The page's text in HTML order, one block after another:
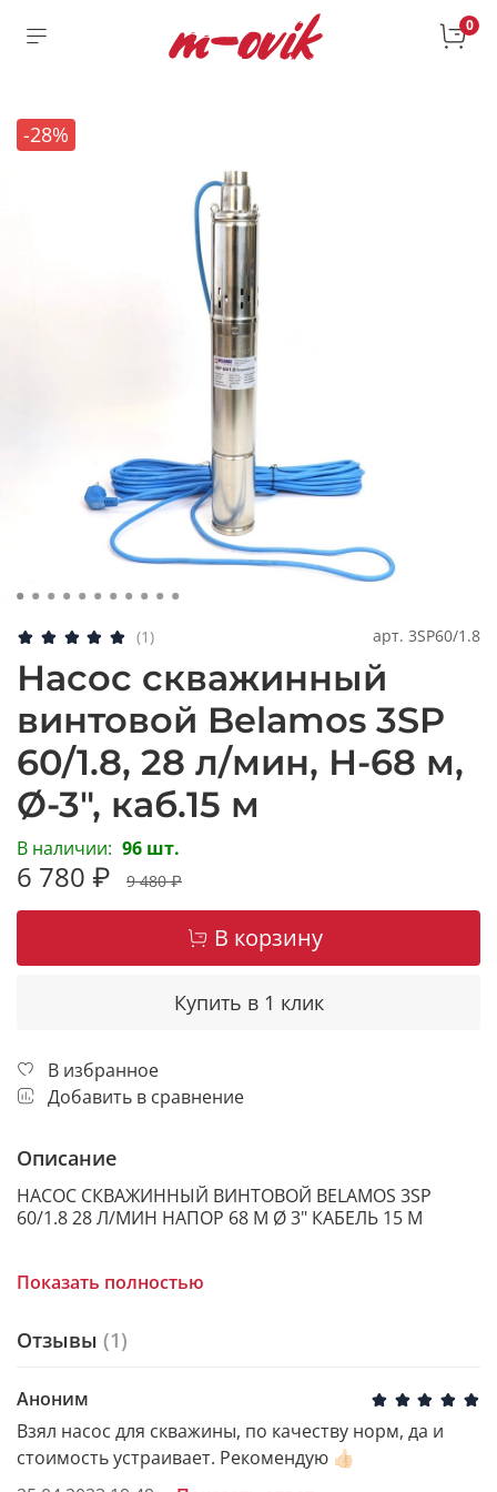
0
-28%
(1) арт. 3SP60/1.8
Насос скважинный
винтовой Belamos 3SP
60/1.8, 28 л/мин, Н-68 м,
Ø-3", каб.15 м
В наличии: 96 шт.
6 780 ₽ 9 480 ₽
В корзину
Купить в 1 клик
В избранное
Добавить в сравнение
Описание
НАСОС СКВАЖИННЫЙ ВИНТОВОЙ BELAMOS 3SP
60/1.8 28 Л/МИН НАПОР 68 М Ø 3" КАБЕЛЬ 15 М
предназначенный для подачи чистой воды из
насос для скважины 3 дюйма, глубинный насос для
воды, насос для водоснабжения частного дома и
насос для дачи.
Показать полностью
Отзывы (1)
Аноним
Взял насос для скважины, по качеству норм, да и
стоимость устраивает. Рекомендую 👍🏻